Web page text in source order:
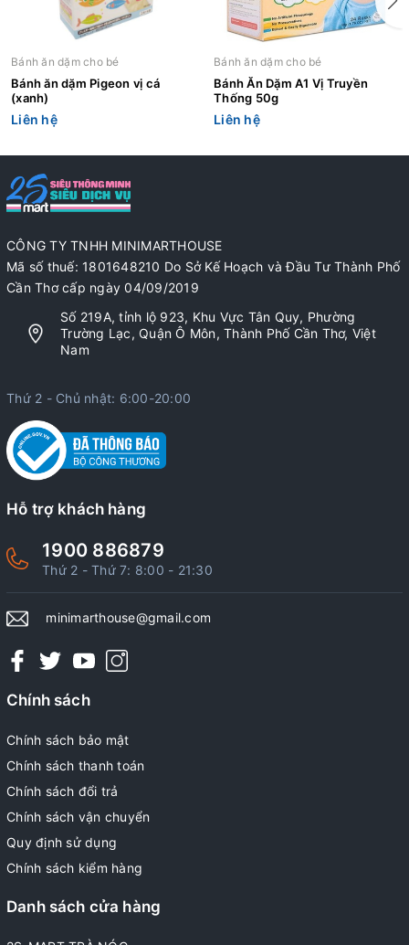
Bánh ăn dặm cho bé
Bánh ăn dặm Pigeon vị cá
(xanh)
Liên hệ
Bánh ăn dặm cho bé
Bánh Ăn Dặm A1 Vị Truyền
Thống 50g
Liên hệ
CÔNG TY TNHH MINIMARTHOUSE
Mã số thuế: 1801648210 Do Sở Kế Hoạch và Đầu Tư Thành Phố
Cần Thơ cấp ngày 04/09/2019
Số 219A, tỉnh lộ 923, Khu Vực Tân Quy, Phường
Trường Lạc, Quận Ô Môn, Thành Phố Cần Thơ, Việt
Nam
Thứ 2 - Chủ nhật: 6:00-20:00
Hỗ trợ khách hàng
1900 886879
Thứ 2 - Thứ 7: 8:00 - 21:30
minimarthouse@gmail.com
Chính sách
Chính sách bảo mật
Chính sách thanh toán
Chính sách đổi trả
Chính sách vận chuyển
Quy định sử dụng
Chính sách kiểm hàng
Danh sách cửa hàng